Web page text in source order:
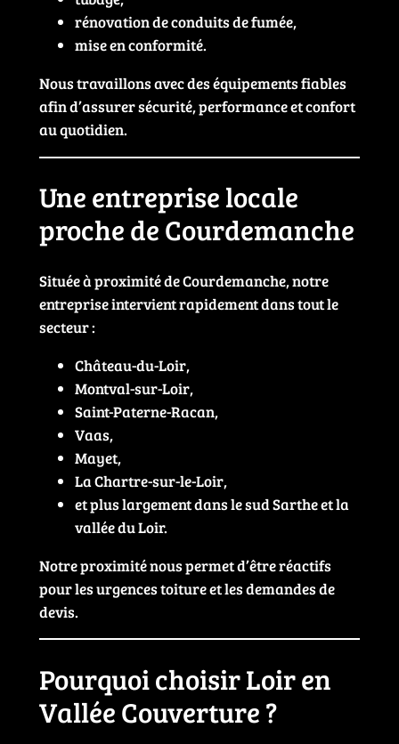
rénovation de conduits de fumée,
mise en conformité.
Nous travaillons avec des équipements fiables
afin d’assurer sécurité, performance et confort
au quotidien.
Une entreprise locale
proche de Courdemanche
Située à proximité de Courdemanche, notre
entreprise intervient rapidement dans tout le
secteur :
Château-du-Loir,
Montval-sur-Loir,
Saint-Paterne-Racan,
Vaas,
Mayet,
La Chartre-sur-le-Loir,
et plus largement dans le sud Sarthe et la
vallée du Loir.
Notre proximité nous permet d’être réactifs
pour les urgences toiture et les demandes de
devis.
Pourquoi choisir Loir en
Vallée Couverture ?